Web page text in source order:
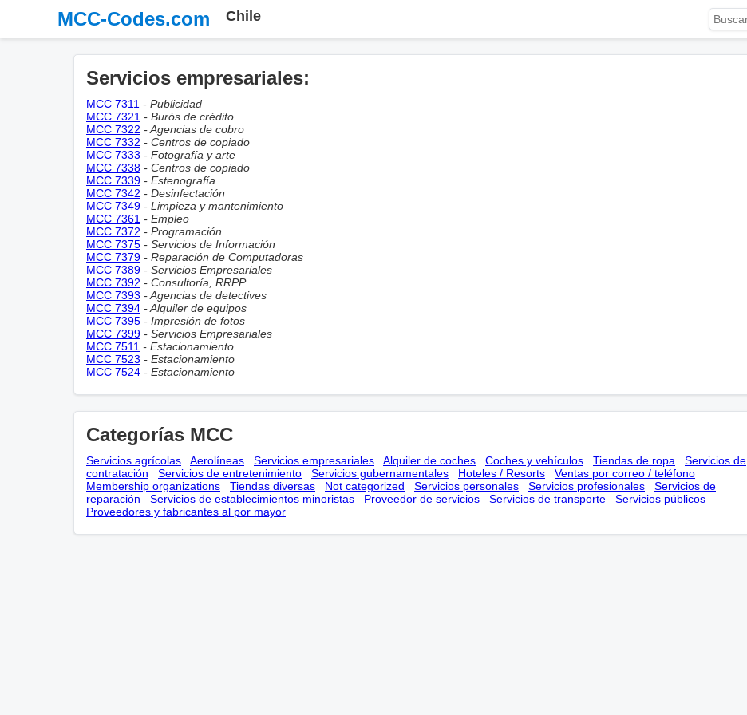
MCC-Codes.com Chile
Servicios empresariales:
MCC 7311 - Publicidad
MCC 7321 - Burós de crédito
MCC 7322 - Agencias de cobro
MCC 7332 - Centros de copiado
MCC 7333 - Fotografía y arte
MCC 7338 - Centros de copiado
MCC 7339 - Estenografía
MCC 7342 - Desinfectación
MCC 7349 - Limpieza y mantenimiento
MCC 7361 - Empleo
MCC 7372 - Programación
MCC 7375 - Servicios de Información
MCC 7379 - Reparación de Computadoras
MCC 7389 - Servicios Empresariales
MCC 7392 - Consultoría, RRPP
MCC 7393 - Agencias de detectives
MCC 7394 - Alquiler de equipos
MCC 7395 - Impresión de fotos
MCC 7399 - Servicios Empresariales
MCC 7511 - Estacionamiento
MCC 7523 - Estacionamiento
MCC 7524 - Estacionamiento
Categorías MCC
Servicios agrícolas Aerolíneas Servicios empresariales Alquiler de coches Coches y vehículos Tiendas de ropa
Servicios de
contratación
Servicios de entretenimiento Servicios gubernamentales Hoteles / Resorts
Ventas por correo / teléfono
Membership оrganizations
Tiendas diversas Not categorized Servicios personales Servicios profesionales
Servicios de
reparación
Servicios de establecimientos minoristas Proveedor de servicios Servicios de transporte
Servicios públicos
Proveedores y fabricantes al por mayor